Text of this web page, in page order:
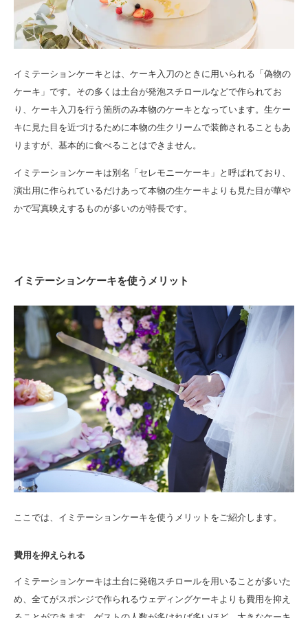
イミテーションケーキとは、ケーキ入刀のときに用いられる「偽物の
ケーキ」です。その多くは土台が発泡スチロールなどで作られてお
り、ケーキ入刀を行う箇所のみ本物のケーキとなっています。生ケー
キに見た目を近づけるために本物の生クリームで装飾されることもあ
りますが、基本的に食べることはできません。
イミテーションケーキは別名「セレモニーケーキ」と呼ばれており、
演出用に作られているだけあって本物の生ケーキよりも見た目が華や
かで写真映えするものが多いのが特長です。
イミテーションケーキを使うメリット
ここでは、イミテーションケーキを使うメリットをご紹介します。
費用を抑えられる
イミテーションケーキは土台に発砲スチロールを用いることが多いた
め、全てがスポンジで作られるウェディングケーキよりも費用を抑え